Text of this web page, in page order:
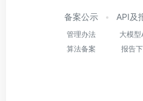
备案公示
管理办法
算法备案
API及
大模型
报告